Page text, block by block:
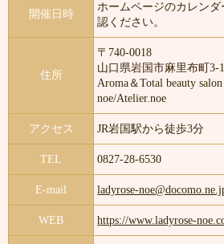
開催日時
ホームページのカレン
認ください。
住所
〒740-0018
山口県岩国市麻里布町3-
Aroma＆Total beauty
noe/Atelier.noe
アクセス JR岩国駅から徒歩3分
TEL 0827-28-6530
E-mail ladyrose-
WEB https://www.ladyrose-